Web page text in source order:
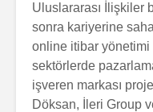
Uluslararası İlişkiler
sonra kariyerine
online itibar yönetimi
sektörlerde
işveren markası
Döksan, İleri Group